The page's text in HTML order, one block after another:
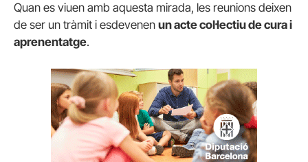
Quan es viuen amb aquesta mirada, les reunions deixen
de ser un tràmit i esdevenen un acte col·lectiu de cura i
aprenentatge.